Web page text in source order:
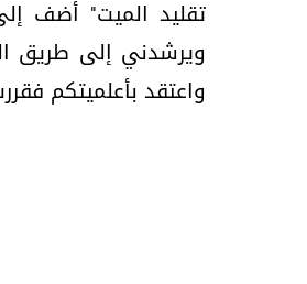
تقليد الميت" أضف
ويرشدني إلى طريق
واعتقد بأعلميتكم